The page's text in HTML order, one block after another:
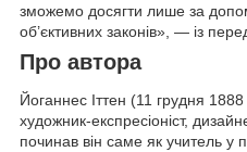
зможемо досягти лише за
об’єктивних законів», — із
Про автора
Йоганнес Іттен (11 грудня
художник-експресіоніст,
починав він саме як учитель у